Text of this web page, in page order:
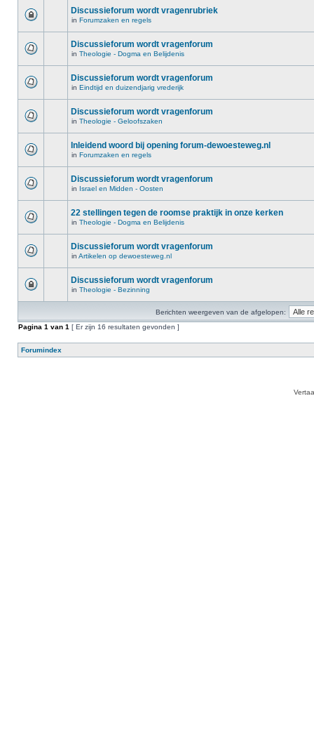
Discussieforum wordt vragenrubriek
in Forumzaken en regels
Discussieforum wordt vragenforum
in Theologie - Dogma en Belijdenis
Discussieforum wordt vragenforum
in Eindtijd en duizendjarig vrederijk
Discussieforum wordt vragenforum
in Theologie - Geloofszaken
Inleidend woord bij opening forum-dewoesteweg.nl
in Forumzaken en regels
Discussieforum wordt vragenforum
in Israel en Midden - Oosten
22 stellingen tegen de roomse praktijk in onze kerken
in Theologie - Dogma en Belijdenis
Discussieforum wordt vragenforum
in Artikelen op dewoesteweg.nl
Discussieforum wordt vragenforum
in Theologie - Bezinning
Berichten weergeven van de afgelopen:
Pagina 1 van 1 [ Er zijn 16 resultaten gevonden ]
Forumindex